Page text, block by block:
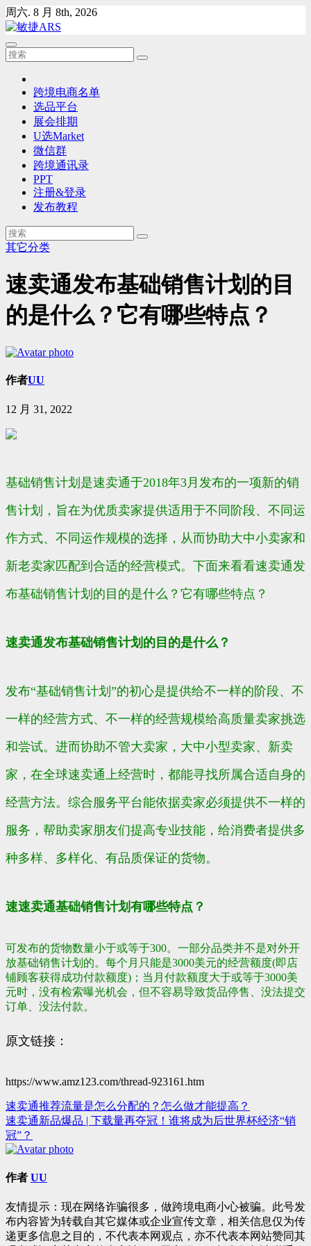
Skip
to
content
周六. 8 月 8th, 2026
跨境电商名单
选品平台
展会排期
U选Market
微信群
跨境通讯录
PPT
注册&登录
发布教程
其它分类
速卖通发布基础销售计划的目
的是什么？它有哪些特点？
作者UU
12 月 31, 2022
基础销售计划是速卖通于2018年3月发布的一项新的销
售计划，旨在为优质卖家提供适用于不同阶段、不同运
作方式、不同运作规模的选择，从而协助大中小卖家和
新老卖家匹配到合适的经营模式。下面来看看速卖通发
布基础销售计划的目的是什么？它有哪些特点？
速卖通发布基础销售计划的目的是什么？
发布“基础销售计划”的初心是提供给不一样的阶段、不
一样的经营方式、不一样的经营规模给高质量卖家挑选
和尝试。进而协助不管大卖家，大中小型卖家、新卖
家，在全球速卖通上经营时，都能寻找所属合适自身的
经营方法。综合服务平台能依据卖家必须提供不一样的
服务，帮助卖家朋友们提高专业技能，给消费者提供多
种多样、多样化、有品质保证的货物。
速速卖通基础销售计划有哪些特点？
可发布的货物数量小于或等于300。 一部分品类并不是对外开
放基础销售计划的。 每个月只能是3000美元的经营额度(即店
铺顾客获得成功付款额度)；当月付款额度大于或等于3000美
元时，没有检索曝光机会，但不容易导致货品停售、没法提交
订单、没法付款。
原文链接：
https://www.amz123.com/thread-923161.htm
文
章
导
航
速卖通推荐流量是怎么分配的？怎么做才能提高？
速卖通新品爆品 | 下载量再夺冠！谁将成为后世界杯经济“销
冠”？
作者 UU
友情提示：现在网络诈骗很多，做跨境电商小心被骗。此号发
布内容皆为转载自其它媒体或企业宣传文章，相关信息仅为传
递更多信息之目的，不代表本网观点，亦不代表本网站赞同其